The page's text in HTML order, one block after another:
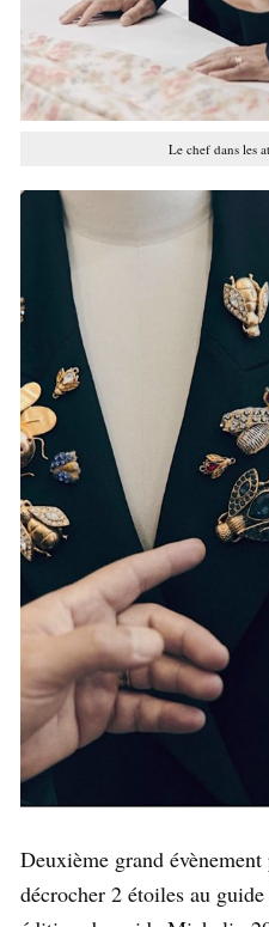
Le chef dans les
Deuxième grand
décrocher 2 étoiles au